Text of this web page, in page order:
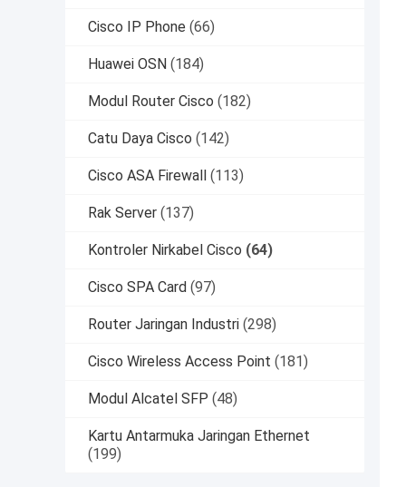
Cisco IP Phone (66)
Huawei OSN (184)
Modul Router Cisco (182)
Catu Daya Cisco (142)
Cisco ASA Firewall (113)
Rak Server (137)
Kontroler Nirkabel Cisco (64)
Cisco SPA Card (97)
Router Jaringan Industri (298)
Cisco Wireless Access Point (181)
Modul Alcatel SFP (48)
Kartu Antarmuka Jaringan Ethernet
(199)